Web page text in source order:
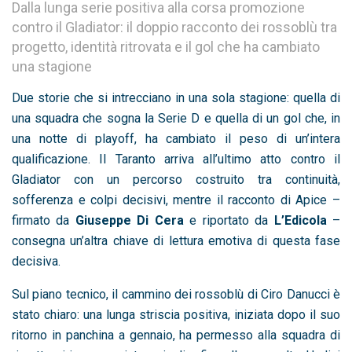
Dalla lunga serie positiva alla corsa promozione
contro il Gladiator: il doppio racconto dei rossoblù tra
progetto, identità ritrovata e il gol che ha cambiato
una stagione
Due storie che si intrecciano in una sola stagione: quella di
una squadra che sogna la Serie D e quella di un gol che, in
una notte di playoff, ha cambiato il peso di un’intera
qualificazione. Il Taranto arriva all’ultimo atto contro il
Gladiator con un percorso costruito tra continuità,
sofferenza e colpi decisivi, mentre il racconto di Apice –
firmato da Giuseppe Di Cera e riportato da L’Edicola –
consegna un’altra chiave di lettura emotiva di questa fase
decisiva.
Sul piano tecnico, il cammino dei rossoblù di Ciro Danucci è
stato chiaro: una lunga striscia positiva, iniziata dopo il suo
ritorno in panchina a gennaio, ha permesso alla squadra di